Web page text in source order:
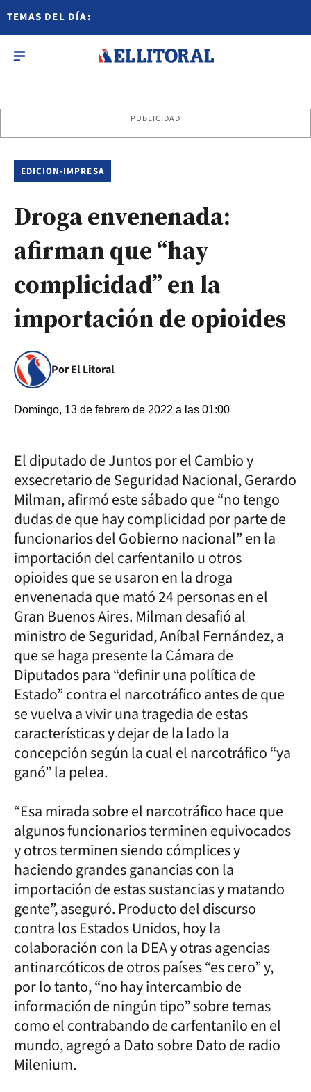
TEMAS DEL DÍA:
PUBLICIDAD
EDICION-IMPRESA
Droga envenenada:
afirman que “hay
complicidad” en la
importación de opioides
Por El Litoral
Domingo, 13 de febrero de 2022 a las 01:00
El diputado de Juntos por el Cambio y
exsecretario de Seguridad Nacional, Gerardo
Milman, afirmó este sábado que “no tengo
dudas de que hay complicidad por parte de
funcionarios del Gobierno nacional” en la
importación del carfentanilo u otros
opioides que se usaron en la droga
envenenada que mató 24 personas en el
Gran Buenos Aires. Milman desafió al
ministro de Seguridad, Aníbal Fernández, a
que se haga presente la Cámara de
Diputados para “definir una política de
Estado” contra el narcotráfico antes de que
se vuelva a vivir una tragedia de estas
características y dejar de la lado la
concepción según la cual el narcotráfico “ya
ganó” la pelea.
“Esa mirada sobre el narcotráfico hace que
algunos funcionarios terminen equivocados
y otros terminen siendo cómplices y
haciendo grandes ganancias con la
importación de estas sustancias y matando
gente”, aseguró. Producto del discurso
contra los Estados Unidos, hoy la
colaboración con la DEA y otras agencias
antinarcóticos de otros países “es cero” y,
por lo tanto, “no hay intercambio de
información de ningún tipo” sobre temas
como el contrabando de carfentanilo en el
mundo, agregó a Dato sobre Dato de radio
Milenium.